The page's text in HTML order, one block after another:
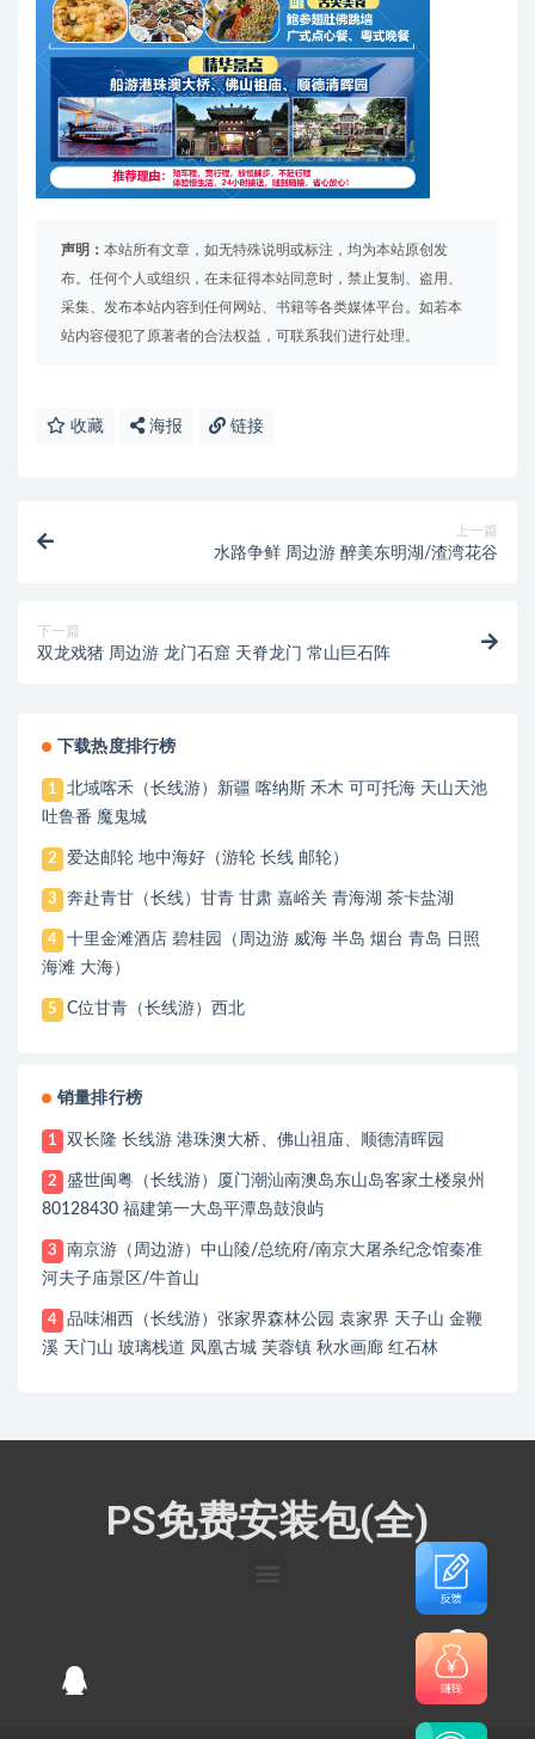
声明： 本站所有文章，如无特殊说明或标注，均为本站原创发
布。任何个人或组织，在未征得本站同意时，禁止复制、盗用、
采集、发布本站内容到任何网站、书籍等各类媒体平台。如若本
站内容侵犯了原著者的合法权益，可联系我们进行处理。
收藏 海报 链接
上一篇
水路争鲜 周边游 醉美东明湖/渣湾花谷
下一篇
双龙戏猪 周边游 龙门石窟 天脊龙门 常山巨石阵
下载热度排行榜
1
北域喀禾（长线游）新疆 喀纳斯 禾木 可可托海 天山天池
吐鲁番 魔鬼城
2 爱达邮轮 地中海好（游轮 长线 邮轮）
3 奔赴青甘（长线）甘青 甘肃 嘉峪关 青海湖 茶卡盐湖
4
十里金滩酒店 碧桂园（周边游 威海 半岛 烟台 青岛 日照
海滩 大海）
5 C位甘青（长线游）西北
销量排行榜
1 双长隆 长线游 港珠澳大桥、佛山祖庙、顺德清晖园
2
盛世闽粤（长线游）厦门潮汕南澳岛东山岛客家土楼泉州
80128430 福建第一大岛平潭岛鼓浪屿
3
南京游（周边游）中山陵/总统府/南京大屠杀纪念馆秦准
河夫子庙景区/牛首山
4
品味湘西（长线游）张家界森林公园 袁家界 天子山 金鞭
溪 天门山 玻璃栈道 凤凰古城 芙蓉镇 秋水画廊 红石林
PS免费安装包(全)